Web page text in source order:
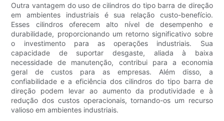
Outra vantagem do uso de cilindros do tipo barra de direção
em ambientes industriais é sua relação custo-benefício.
Esses cilindros oferecem alto nível de desempenho e
durabilidade, proporcionando um retorno significativo sobre
o investimento para as operações industriais. Sua
capacidade de suportar desgaste, aliada à baixa
necessidade de manutenção, contribui para a economia
geral de custos para as empresas. Além disso, a
confiabilidade e a eficiência dos cilindros do tipo barra de
direção podem levar ao aumento da produtividade e à
redução dos custos operacionais, tornando-os um recurso
valioso em ambientes industriais.